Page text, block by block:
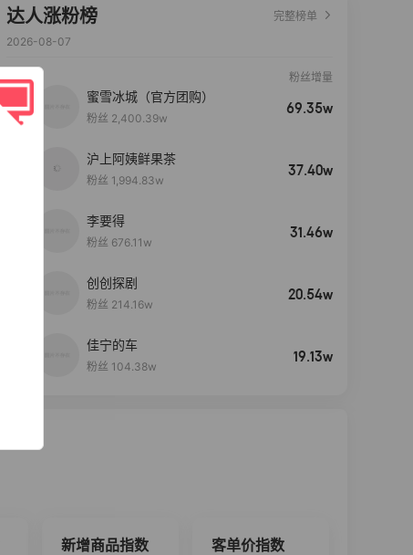
达人涨粉榜
完整榜单
2026-08-07
粉丝增量
蜜雪冰城（官方团购）
粉丝 2,400.39w
69.35w
沪上阿姨鲜果茶
粉丝 1,994.83w
37.40w
李要得
粉丝 676.11w
31.46w
创创探剧
粉丝 214.16w
20.54w
佳宁的车
粉丝 104.38w
19.13w
新增商品指数 客单价指数